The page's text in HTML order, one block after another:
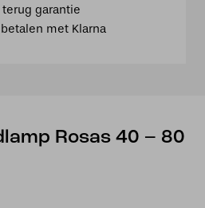
garantie
met Klarna
Rosas 40 – 80